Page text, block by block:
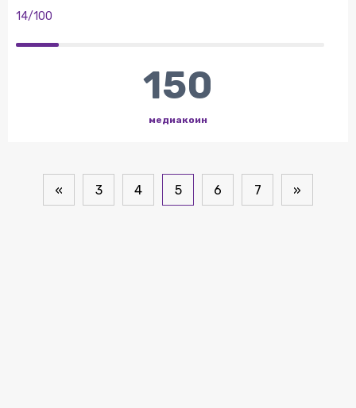
14/100
150
медиакоин
« 3 4 5 6 7 »